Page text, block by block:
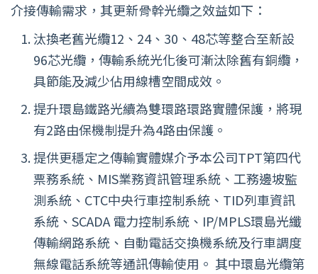
介接傳輸需求，其更新骨幹光纜之效益如下：
汰換老舊光纜12、24、30、48芯等整合至新設
96芯光纜，傳輸系統光化後可漸汰除舊有銅纜，
具節能及減少佔用線槽空間成效。
提升環島鐵路光續為雙環路環路實體保護，將現
有2路由保機制提升為4路由保護。
提供更穩定之傳輸實體媒介予本公司TPT第四代
票務系統、MIS業務資訊管理系統、工務邊坡監
測系統、CTC中央行車控制系統、TID列車資訊
系統、SCADA 電力控制系統、IP/MPLS環島光纖
傳輸網路系統、自動電話交換機系統及行車調度
無線電話系統等通訊傳輸使用。 其中環島光纜第